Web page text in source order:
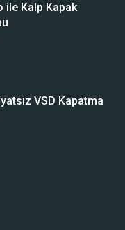
ile Kalp Kapak
VSD Kapatma